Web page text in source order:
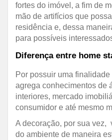
fortes do imóvel, a fim de
mão de artifícios que
residência e, dessa
para possíveis
Diferença entre home
Por possuir uma
agrega conhecimentos de
interiores, mercado
consumidor e até mesmo
A decoração, por sua vez,
do ambiente de maneira